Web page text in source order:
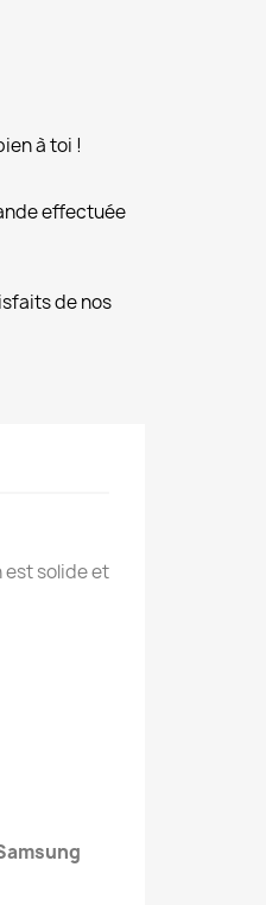
à toi !
effectuée
de nos
est solide et